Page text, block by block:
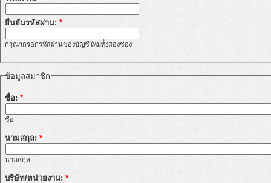
ยืนยันรหัสผ่าน:*
กรุณากรอกรหัสผ่านของบัญชีใหม่ทั้งสองช่อง
ข้อมูลสมาชิก
ชื่อ:*
ชื่อ
นามสกุล:*
นามสกุล
บริษัท/หน่วยงาน:*